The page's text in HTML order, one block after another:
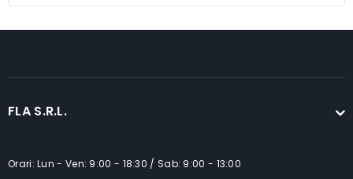
FLA S.R.L.
Orari: Lun - Ven: 9:00 - 18:30 / Sab: 9:00 - 13:00